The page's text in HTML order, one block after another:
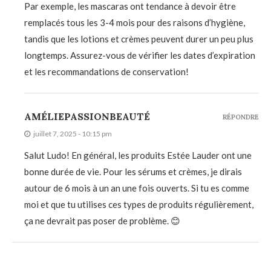
Par exemple, les mascaras ont tendance à devoir être
remplacés tous les 3-4 mois pour des raisons d’hygiène,
tandis que les lotions et crèmes peuvent durer un peu plus
longtemps. Assurez-vous de vérifier les dates d’expiration
et les recommandations de conservation!
AMÉLIEPASSIONBEAUTÉ
juillet 7, 2025 - 10:15 pm
Salut Ludo! En général, les produits Estée Lauder ont une
bonne durée de vie. Pour les sérums et crèmes, je dirais
autour de 6 mois à un an une fois ouverts. Si tu es comme
moi et que tu utilises ces types de produits régulièrement,
ça ne devrait pas poser de problème. 😊
RÉPONDRE